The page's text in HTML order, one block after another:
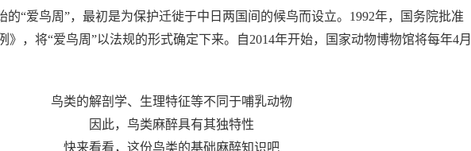
的“爱鸟周”，最初是为保护迁徙于中日两国间的候鸟而设立。1992年，国务院批准
》，将“爱鸟周”以法规的形式确定下来。自2014年开始，国家动物博物馆将每年4月
鸟类的解剖学、生理特征等不同于哺乳动物
因此，鸟类麻醉具有其独特性
快来看看，这份鸟类的基础麻醉知识吧